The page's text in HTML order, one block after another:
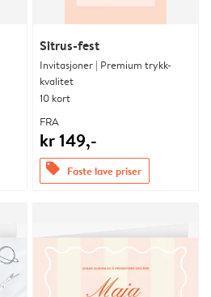
Sitrus-fest
Invitasjoner | Premium trykk-
kvalitet
10 kort
FRA
kr 149,-
offers Faste lave priser